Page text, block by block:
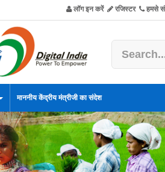
लॉग इन करें रजिस्टर हमसे
माननीय केंद्रीय मंत्रीजी का संदेश